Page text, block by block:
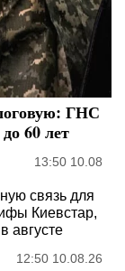
ГНС
60 лет
13:50 10.08
связь для
Киевстар,
августе
12:50 10.08.26